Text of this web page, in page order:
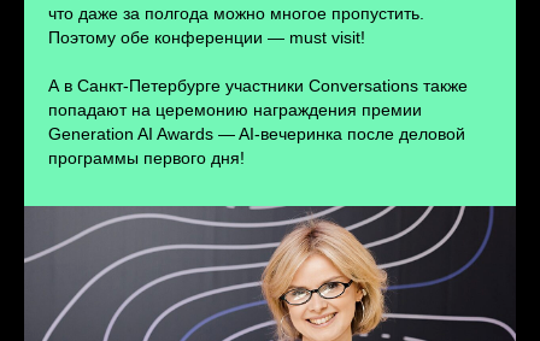
что даже за полгода можно многое пропустить.
Поэтому обе конференции — must visit!
А в Санкт-Петербурге участники Conversations также
попадают на церемонию награждения премии
Generation AI Awards — AI-вечеринка после деловой
программы первого дня!